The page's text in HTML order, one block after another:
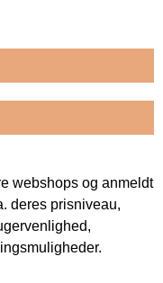
webshops og anmeldt
deres prisniveau,